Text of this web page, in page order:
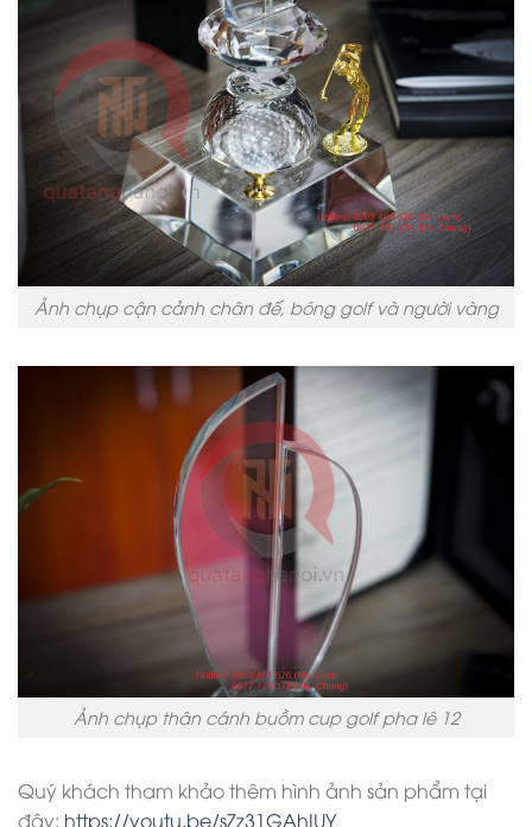
Ảnh chụp cận cảnh chân đế, bóng golf và người vàng
Ảnh chụp thân cánh buồm cup golf pha lê 12
Quý khách tham khảo thêm hình ảnh sản phẩm tại
đây: https://youtu.be/sZz31GAhIUY